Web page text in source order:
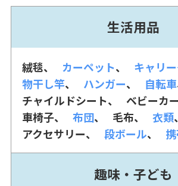
生活用品
絨毯 カーペット
キャリ
物干し竿
ハンガー
自転車
チャイルドシート
ベビーカー
車椅子
布団 毛布 衣類
アクセサリー
段ボール
趣味・子ども